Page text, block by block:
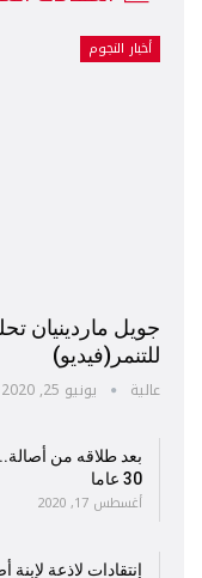
أخبار النجوم
جويل ماردينيان
للتنمر(فيديو)
عالية يونيو 25, 2020
بعد طلاقه من
30 عاما
أغسطس 17, 2020
إنتقادات لاذعة